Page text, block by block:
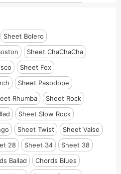
Sheet Bolero
Sheet ChaChaCha
Sheet Fox
Sheet Pasodope
Rhumba
Sheet Rock
Sheet Slow Rock
Sheet Twist
Sheet Valse
28 Sheet 34
Sheet 38
Ballad
Chords Blues